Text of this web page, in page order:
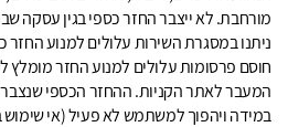
מורחבת. לא ייצבר החזר כספי בגין עסקה
ניתנו במסגרת השירות עלולים למנוע החזר
המעבר לאתר הקניות. ההחזר הכספי